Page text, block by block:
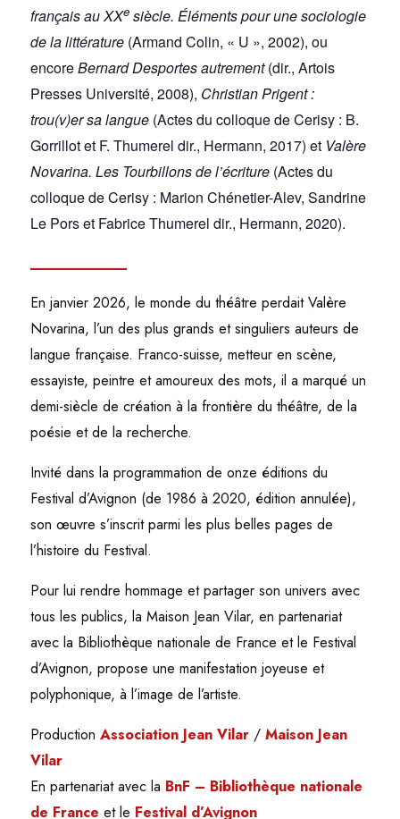
français au XXesiècle. Éléments pour une sociologie
de la littérature (Armand Colin, « U », 2002), ou
encoreBernard Desportes autrement (dir., Artois
Presses Université, 2008), Christian Prigent :
trou(v)er sa langue (Actes du colloque de Cerisy : B.
Gorrillot et F. Thumerel dir., Hermann, 2017) et Valère
Novarina. Les Tourbillons de l’écriture(Actes du
colloque de Cerisy : Marion Chénetier-Alev, Sandrine
Le Pors et Fabrice Thumerel dir., Hermann, 2020).
____________
En janvier 2026, le monde du théâtre perdait Valère
Novarina, l’un des plus grands et singuliers auteurs de
langue française. Franco-suisse, metteur en scène,
essayiste, peintre et amoureux des mots, il a marqué un
demi-siècle de création à la frontière du théâtre, de la
poésie et de la recherche.
Invité dans la programmation de onze éditions du
Festival d’Avignon (de 1986 à 2020, édition annulée),
son œuvre s’inscrit parmi les plus belles pages de
l’histoire du Festival.
Pour lui rendre hommage et partager son univers avec
tous les publics, la Maison Jean Vilar, en partenariat
avec la Bibliothèque nationale de France et le Festival
d’Avignon, propose une manifestation joyeuse et
polyphonique, à l’image de l’artiste.
Production Association Jean Vilar/ Maison Jean
Vilar
En partenariat avec la BnF – Bibliothèque nationale
de France et le Festival d’Avignon